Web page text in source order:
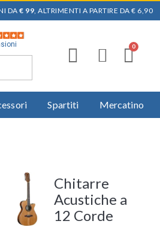
DA € 99, ALTRIMENTI A PARTIRE DA € 6,90
Spartiti Mercatino
Chitarre
Acustiche a
12 Corde